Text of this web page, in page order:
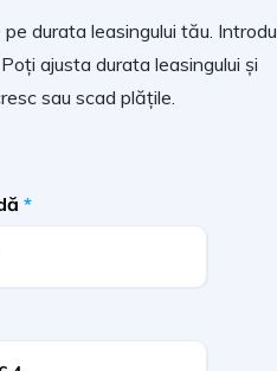
durata leasingului tău. Introdu
ajusta durata leasingului și
sau scad plățile.
*